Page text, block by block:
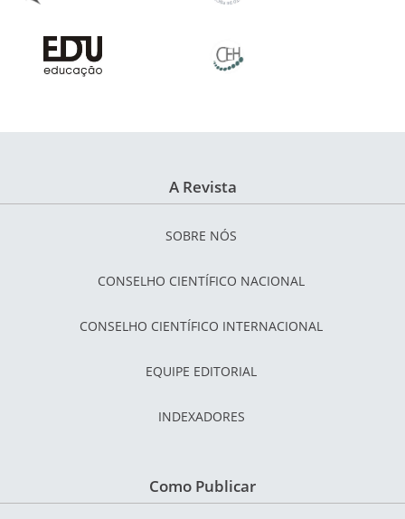
A Revista
SOBRE NÓS
CONSELHO CIENTÍFICO NACIONAL
CONSELHO CIENTÍFICO INTERNACIONAL
EQUIPE EDITORIAL
INDEXADORES
Como Publicar